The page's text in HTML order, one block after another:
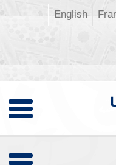
English